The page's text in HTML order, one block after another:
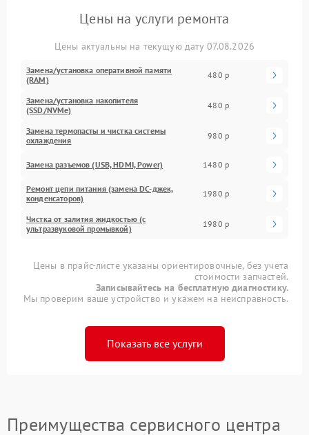
Цены на услуги ремонта
Цены актуальны на текущую дату 07.08.2026
Замена/установка оперативной памяти
(RAM)
480 р
Замена/установка накопителя
(SSD/NVMe)
480 р
Замена термопасты и чистка системы
охлаждения
980 р
Замена разъемов (USB, HDMI, Power) 1480 р
Ремонт цепи питания (замена DC-джек,
конденсаторов)
1980 р
Чистка от залития жидкостью (с
ультразвуковой промывкой)
1980 р
Цены в прайс-листе указаны ориентировочные, без учета
стоимости запчастей.
Записывайтесь на бесплатную диагностику.
Мы проверим ваше устройство и укажем на неисправность.
Показать все услуги
Преимущества сервисного центра